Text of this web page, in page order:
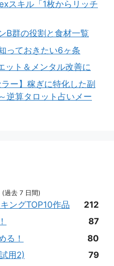
スキル「1枚からリッチ
B群の役割と食材一覧
っておきたい6ヶ条
ット＆メンタル改善に
ー】稼ぎに特化した副
逆算タロット占いメー
(過去 7 日間)
ングTOP10作品
212
87
る！
80
用2)
79